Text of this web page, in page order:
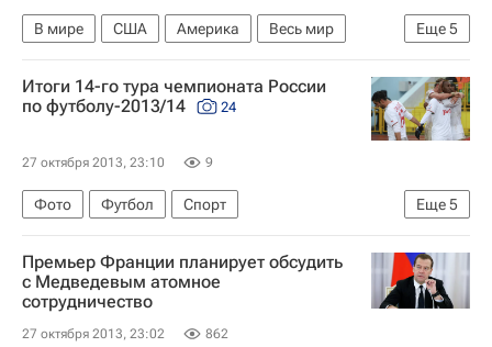
Еще5
В мире США Америка
Весь мир
Северная Америка
Ангела Меркель
Барак Обама
Скандал вокруг сбора данных о звонках в США
Итоги 14-го тура чемпионата России
по футболу-2013/14
24
27 октября 2013, 23:10 9
Еще5
Фото Футбол
Спорт
РПЛ 2026-2027 (Чемпионат России по футболу)
Спартак Москва
Динамо Москва
Зенит
ПФК ЦСКА
Премьер Франции планирует обсудить
с Медведевым атомное
сотрудничество
27 октября 2013, 23:02 862